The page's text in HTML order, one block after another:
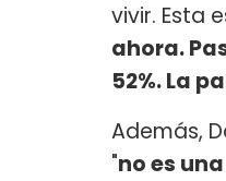
vivir. Esta
ahora.
52%. La
Además,
"no es